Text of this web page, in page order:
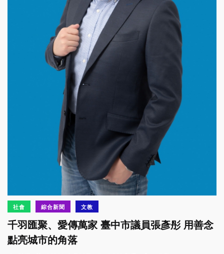
社會 綜合新聞 文教
千羽匯聚、愛傳萬家 臺中市議員張彥彤 用善念
點亮城市的角落